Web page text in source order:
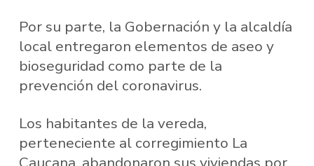
Por su parte, la Gobernación y la alcaldía
local entregaron elementos de aseo y
bioseguridad como parte de la
prevención del coronavirus.
Los habitantes de la vereda,
perteneciente al corregimiento La